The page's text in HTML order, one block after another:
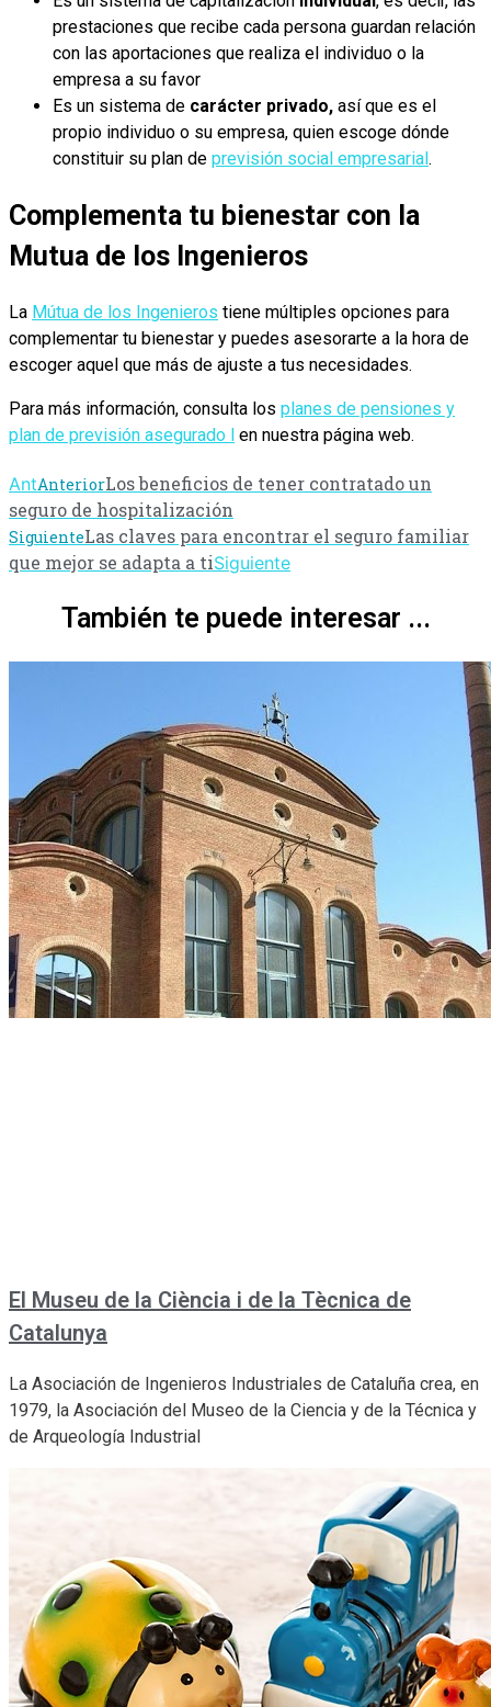
prestaciones que recibe cada persona guardan relación
con las aportaciones que realiza el individuo o la
empresa a su favor
Es un sistema de carácter privado, así que es el
propio individuo o su empresa, quien escoge dónde
constituir su plan de previsión social empresarial .
Complementa tu bienestar con la
Mutua de los Ingenieros
La Mútua de los Ingenieros tiene múltiples opciones para
complementar tu bienestar y puedes asesorarte a la hora de
escoger aquel que más de ajuste a tus necesidades.
Para más información, consulta los planes de pensiones y
plan de previsión asegurado l en nuestra página web.
AntAnteriorLos beneficios de tener contratado un
seguro de hospitalización
SiguienteLas claves para encontrar el seguro familiar
que mejor se adapta a tiSiguiente
También te puede interesar ...
El Museu de la Ciència i de la Tècnica de
Catalunya
La Asociación de Ingenieros Industriales de Cataluña crea, en
1979, la Asociación del Museo de la Ciencia y de la Técnica y
de Arqueología Industrial